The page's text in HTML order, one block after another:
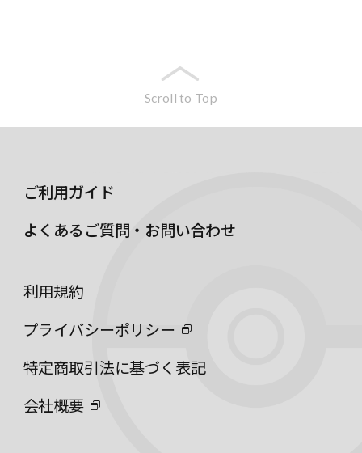
Scroll to Top
ご利用ガイド
よくあるご質問・お問い合わせ
利用規約
プライバシーポリシー
特定商取引法に基づく表記
会社概要